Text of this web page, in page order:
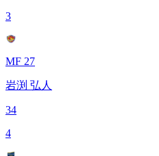
3
MF 27
岩渕 弘人
34
4